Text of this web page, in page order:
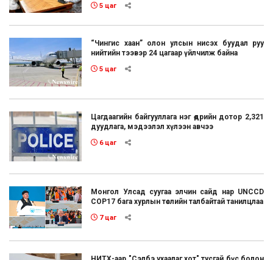
5 цаг
“Чингис хаан” олон улсын нисэх буудал руу
нийтийн тээвэр 24 цагаар үйлчилж байна
5 цаг
Цагдаагийн байгууллага нэг өдрийн дотор 2,321
дуудлага, мэдээлэл хүлээн авчээ
6 цаг
Монгол Улсад суугаа элчин сайд нар UNCCD
COP17 бага хурлын төслийн талбайтай танилцлаа
7 цаг